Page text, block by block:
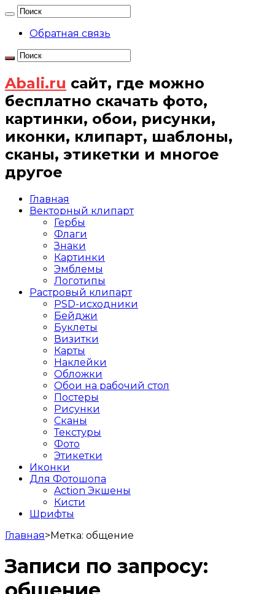
Обратная связь
Abali.ru сайт, где можно
бесплатно скачать фото,
картинки, обои, рисунки,
иконки, клипарт, шаблоны,
сканы, этикетки и многое
другое
Главная
Векторный клипарт
Гербы
Флаги
Знаки
Картинки
Эмблемы
Логотипы
Растровый клипарт
PSD-исходники
Бейджи
Буклеты
Визитки
Карты
Наклейки
Обложки
Обои на рабочий стол
Постеры
Рисунки
Сканы
Текстуры
Фото
Этикетки
Иконки
Для Фотошопа
Action Экшены
Кисти
Шрифты
Главная>Метка: общение
Записи по запросу: